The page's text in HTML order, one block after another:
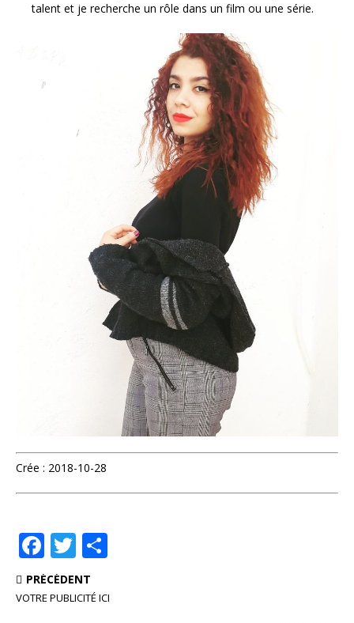
talent et je recherche un rôle dans un film ou une série.
Crée : 2018-10-28
F
a
c
T
w
it ta
PRÉCÉDENT
VOTRE PUBLICITÉ ICI